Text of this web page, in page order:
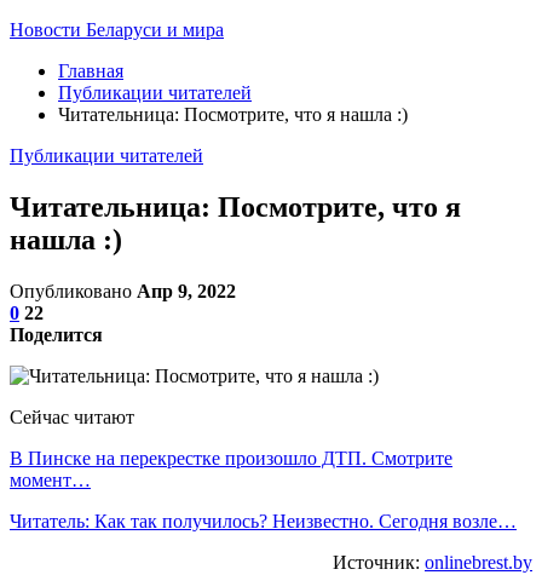
Новости Беларуси и мира
Главная
Публикации читателей
Читательница: Посмотрите, что я нашла :)
Публикации читателей
Читательница: Посмотрите, что я
нашла :)
Опубликовано Апр 9, 2022
0 22
Поделится
Сейчас читают
В Пинске на перекрестке произошло ДТП. Смотрите
момент…
Читатель: Как так получилось? Неизвестно. Сегодня возле…
Источник: onlinebrest.by